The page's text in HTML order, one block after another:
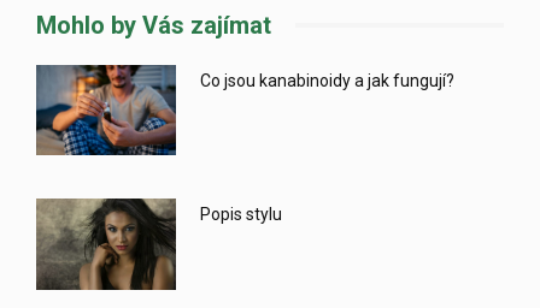
Mohlo by Vás zajímat
Co jsou kanabinoidy a jak fungují?
Popis stylu